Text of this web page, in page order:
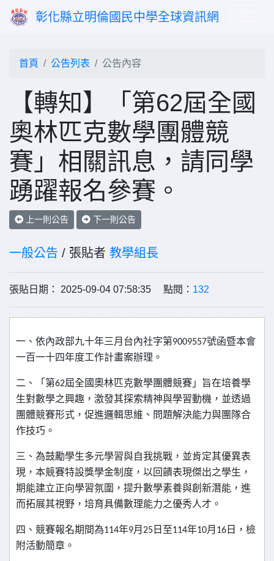
彰化縣立明倫國民中學全球資訊網
首頁 公告列表 公告內容
【轉知】「第62屆全國
奧林匹克數學團體競
賽」相關訊息，請同學
踴躍報名參賽。
上一則公告 下一則公告
一般公告 / 張貼者 教學組長
張貼日期： 2025-09-04 07:58:35 點閱： 132
一、依內政部九十年三月台內社字第9009557號函暨本會
一百一十四年度工作計畫案辦理。
二、「第62屆全國奧林匹克數學團體競賽」旨在培養學
生對數學之興趣，激發其探索精神與學習動機，並透過
團體競賽形式，促進邏輯思維、問題解決能力與團隊合
作技巧。
三、為鼓勵學生多元學習與自我挑戰，並肯定其優異表
現，本競賽特設獎學金制度，以回饋表現傑出之學生，
期能建立正向學習氛圍，提升數學素養與創新潛能，進
而拓展其視野，培育具備數理能力之優秀人才。
四、競賽報名期間為114年9月25日至114年10月16日，檢
附活動簡章。